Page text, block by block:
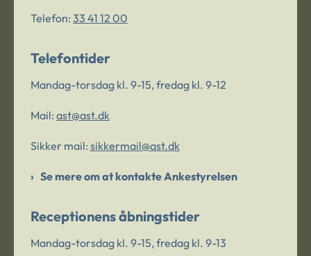
Telefon: 33 41 12 00
Telefontider
Mandag-torsdag kl. 9-15, fredag kl. 9-12
Mail: ast@ast.dk
Sikker mail: sikkermail@ast.dk
Se mere om at kontakte Ankestyrelsen
Receptionens åbningstider
Mandag-torsdag kl. 9-15, fredag kl. 9-13